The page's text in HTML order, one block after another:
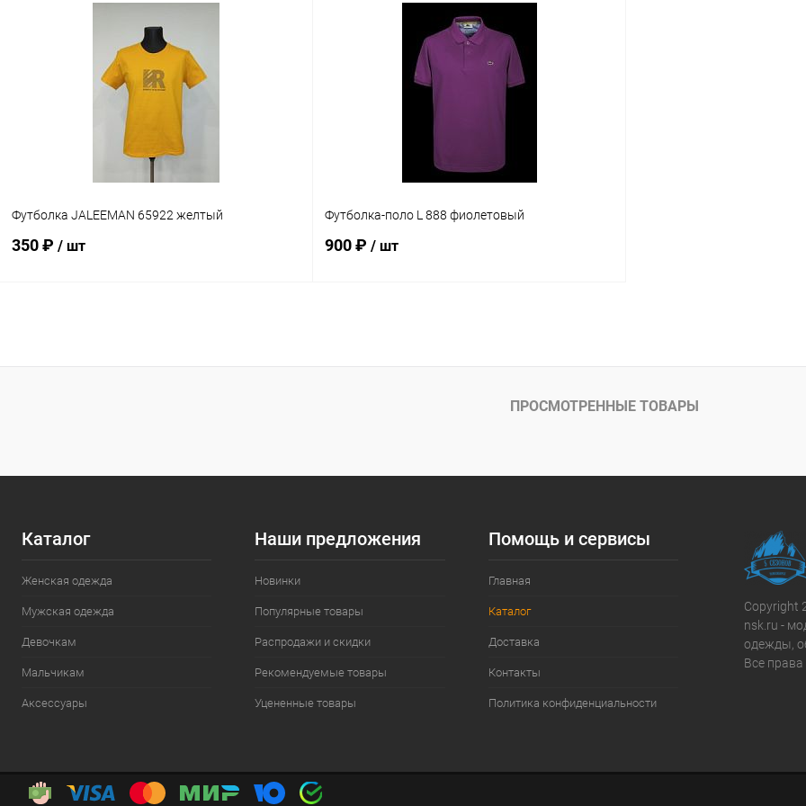
5XL
В корзину
В наличии
Футболка JALEEMAN 65922 желтый
350 ₽ / шт
Сравнение
Футболка-поло L 888 фиолетовый
900 ₽ / шт
Сравнение
ПРОСМОТРЕННЫЕ ТОВАРЫ
Каталог
Женская одежда
Мужская одежда
Девочкам
Мальчикам
Аксессуары
Наши предложения
Новинки
Популярные товары
Распродажи и скидки
Рекомендуемые товары
Уцененные товары
Помощь и сервисы
Главная
Каталог
Доставка
Контакты
Политика конфиденциальности
Copyright
nsk.ru -
одежды,
Все